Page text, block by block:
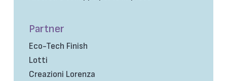
Partner
Eco-Tech Finish
Lotti
Creazioni Lorenza